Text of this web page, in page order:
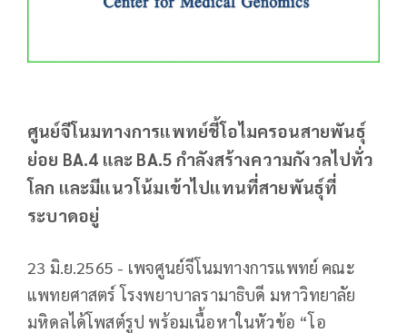
ศูนย์จีโนมทางการแพทย์ชี้โอไมครอนสายพันธุ์
ย่อย BA.4 และ BA.5 กำลังสร้างความกังวลไปทั่ว
โลก และมีแนวโน้มเข้าไปแทนที่สายพันธุ์ที่
ระบาดอยู่
23 มิ.ย.2565 - เพจศูนย์จีโนมทางการแพทย์ คณะ
แพทยศาสตร์ โรงพยาบาลรามาธิบดี มหาวิทยาลัย
มหิดลได้โพสต์รูป พร้อมเนื้อหาในหัวข้อ “โอ